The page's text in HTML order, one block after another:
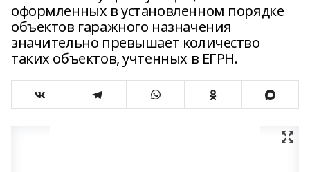
оформленных в установленном порядке
объектов гаражного назначения
значительно превышает количество
таких объектов, учтенных в ЕГРН.